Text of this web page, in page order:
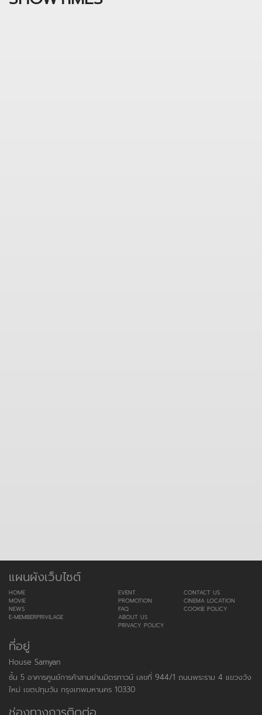
แผนผังเว็บไซต์
HOME
MOVIE
NEWS
E-MEMBERPRIVILAGE
EVENT
PROMOTION
FAQ
ABOUT US
PRIVACY POLICY
CONTACT US
CINEMA LOCATION
COOKIE POLICY
ที่อยู่
House Samyan
ชั้น 5 อาคารศูนย์การค้าสามย่านมิตรทาวน์ เลขที่ 944/1 ถนนพระราม 4 แขวงวัง
ใหม่ เขตปทุมวัน กรุงเทพมหานคร 10330